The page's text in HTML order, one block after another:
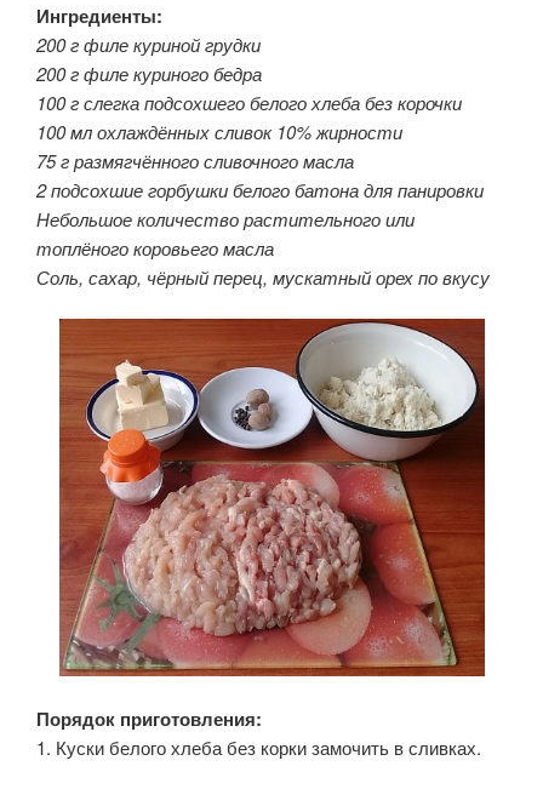
Ингредиенты:
200 г филе куриной грудки
200 г филе куриного бедра
100 г слегка подсохшего белого хлеба без корочки
100 мл охлаждённых сливок 10% жирности
75 г размягчённого сливочного масла
2 подсохшие горбушки белого батона для панировки
Небольшое количество растительного или
топлёного коровьего масла
Соль, сахар, чёрный перец, мускатный орех по вкусу
Порядок приготовления:
1. Куски белого хлеба без корки замочить в сливках.